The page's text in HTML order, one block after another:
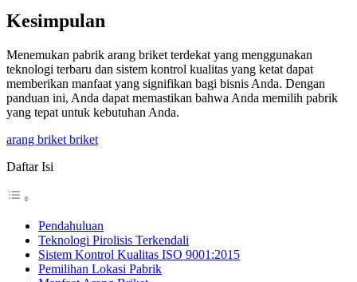
Kesimpulan
Menemukan pabrik arang briket terdekat yang menggunakan
teknologi terbaru dan sistem kontrol kualitas yang ketat dapat
memberikan manfaat yang signifikan bagi bisnis Anda. Dengan
panduan ini, Anda dapat memastikan bahwa Anda memilih pabrik
yang tepat untuk kebutuhan Anda.
arang briket briket
Daftar Isi
Pendahuluan
Teknologi Pirolisis Terkendali
Sistem Kontrol Kualitas ISO 9001:2015
Pemilihan Lokasi Pabrik